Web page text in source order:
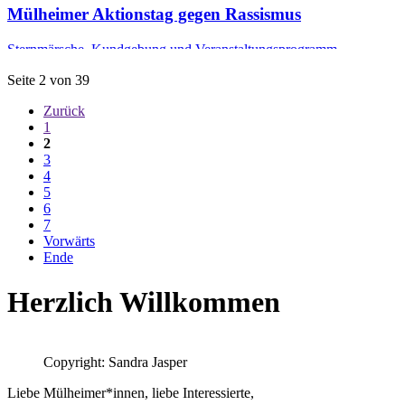
Mülheimer Aktionstag gegen Rassismus
Sternmärsche, Kundgebung und Veranstaltungsprogramm ...
Seite 2 von 39
Zurück
1
2
3
4
5
6
7
Vorwärts
Ende
Herzlich Willkommen
Copyright: Sandra Jasper
Liebe Mülheimer*innen, liebe Interessierte,